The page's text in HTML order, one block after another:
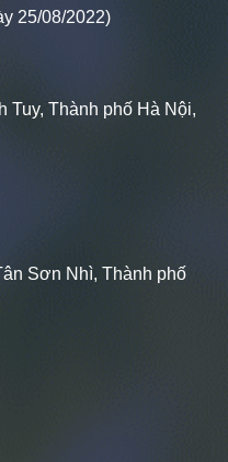
25/08/2022)
Tuy, Thành phố Hà Nội,
Sơn Nhì, Thành phố